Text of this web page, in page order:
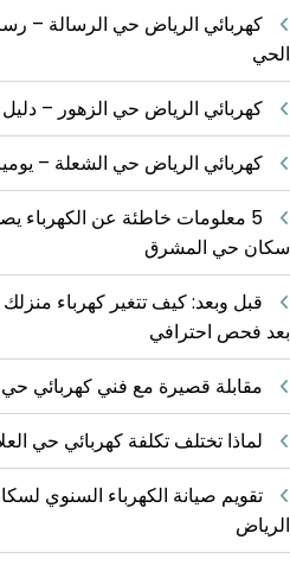
كهربائي الرياض حي الرسالة –
الحي
كهربائي الرياض حي الزهور – دليل
كهربائي الرياض حي الشعلة –
5 معلومات خاطئة عن الكهرباء
سكان حي المشرق
قبل وبعد: كيف تتغير كهرباء
بعد فحص احترافي
مقابلة قصيرة مع فني كهربائي حي
لماذا تختلف تكلفة كهربائي حي
تقويم صيانة الكهرباء السنوي
الرياض